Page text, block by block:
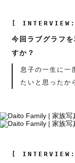
[
今回ラブグラフ
すか？
息子の一生に一
たいと思ったか
[